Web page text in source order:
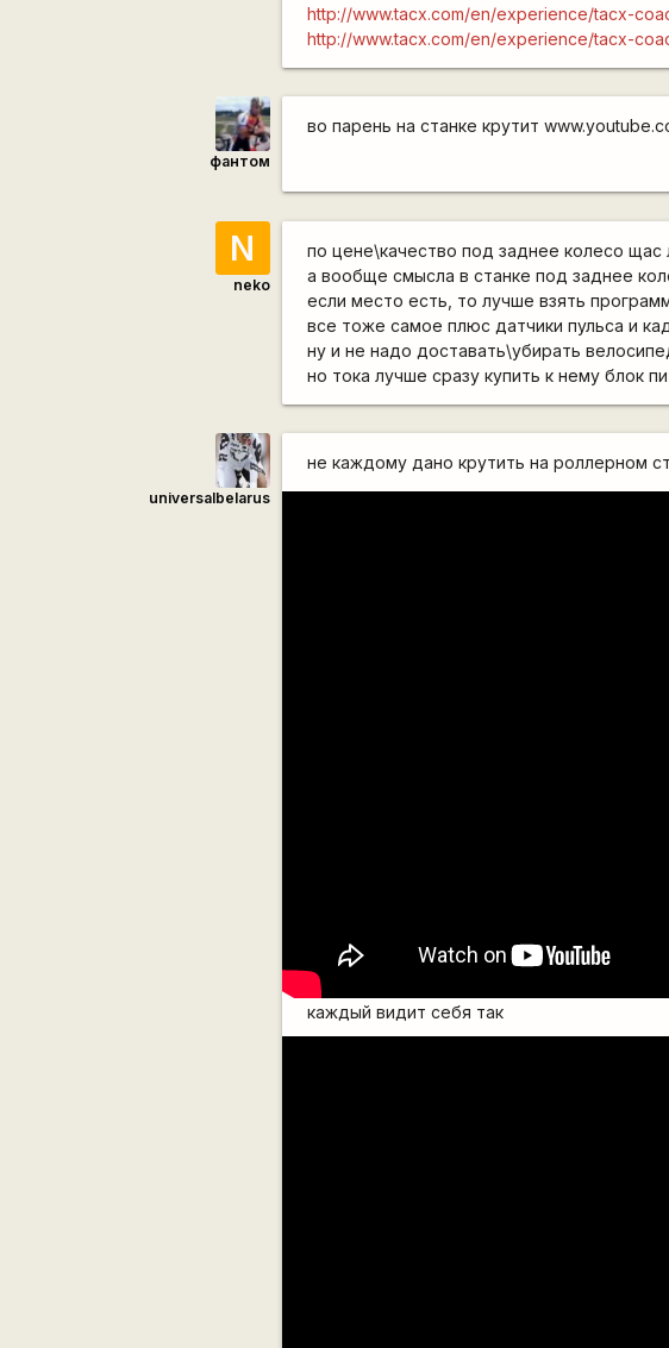
http://www.tacx.com/en/experience/tacx-
http://www.tacx.com/en/experience/tacx-
фантом
во парень на станке крутит
N
neko
по цене\качество под заднее колесо щас
а вообще смысла в станке под заднее
если место есть, то лучше взять
все тоже самое плюс датчики пульса и
ну и не надо доставать\убирать
но тока лучше сразу купить к нему блок
universalbelarus
не каждому дано крутить на роллерном
каждый видит себя так